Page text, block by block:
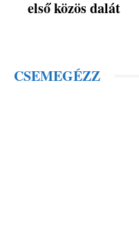
első közös dalát
CSEMEGÉZZ